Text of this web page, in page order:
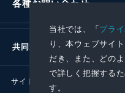
当社では、「プラ
り、本ウェブサイ
だき、また、どの
で詳しく把握する
す。
各種お問い合わせ
共同通信社グループ
サイトポリシー